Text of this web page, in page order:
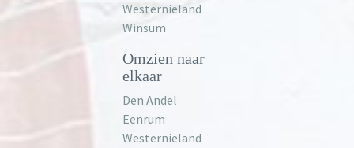
Westernieland
Winsum
Omzien naar
elkaar
Den Andel
Eenrum
Westernieland